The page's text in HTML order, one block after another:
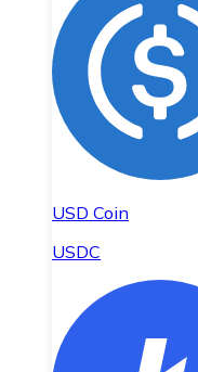
USD Coin
USDC